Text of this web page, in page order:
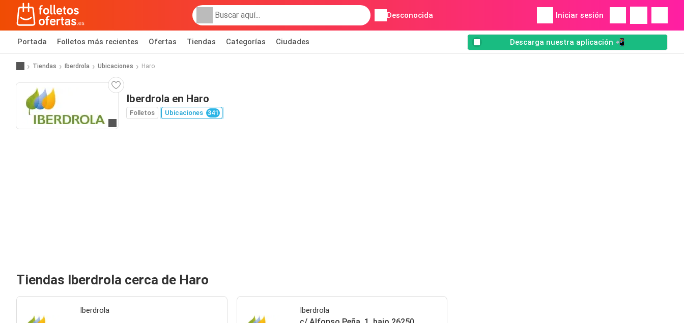
Desconocida Iniciar sesión
Portada Folletos más recientes Ofertas Tiendas Categorías Ciudades Descarga nuestra aplicación 📲
Tiendas Iberdrola Ubicaciones Haro
Iberdrola en Haro
Folletos Ubicaciones 341
Tiendas Iberdrola cerca de Haro
Iberdrola Iberdrola